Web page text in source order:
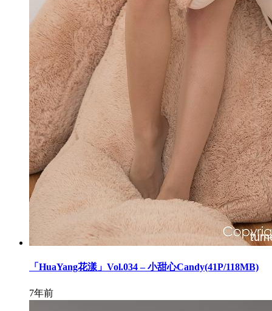
「HuaYang花漾」Vol.034 – 小甜心Candy(41P/118MB)
7年前